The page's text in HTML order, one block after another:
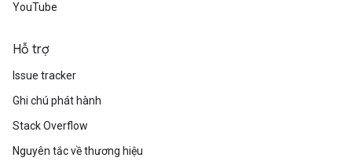
YouTube
Hỗ trợ
Issue tracker
Ghi chú phát hành
Stack Overflow
Nguyên tắc về thương hiệu